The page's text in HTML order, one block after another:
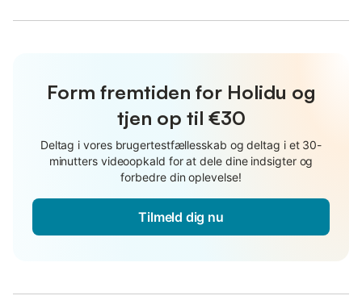
Form fremtiden for Holidu og
tjen op til €30
Deltag i vores brugertestfællesskab og deltag i et 30-
minutters videoopkald for at dele dine indsigter og
forbedre din oplevelse!
Tilmeld dig nu